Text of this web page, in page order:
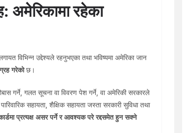
अमेरिकामा रहेका
विभिन्न उद्देश्यले रहनुभएका तथा भविष्यमा अमेरिका जान
गरेकोछ।
गर्ने, गलत सूचना वा विवरण पेश गर्ने, वा अमेरिकी सरकारले
सहायता, शैक्षिक सहायता जस्ता सरकारी सुविधा तथा
प्रत्यक्ष असर पर्ने र आवश्यक परे रद्दसमेत हुन सक्ने